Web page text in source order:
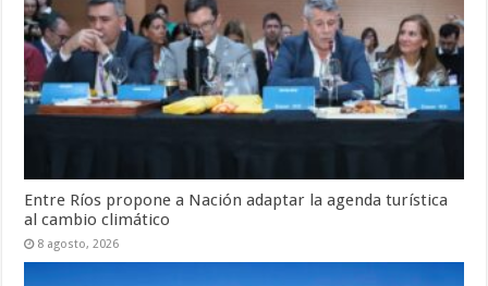
Entre Ríos propone a Nación adaptar la agenda turística
al cambio climático
8 agosto, 2026